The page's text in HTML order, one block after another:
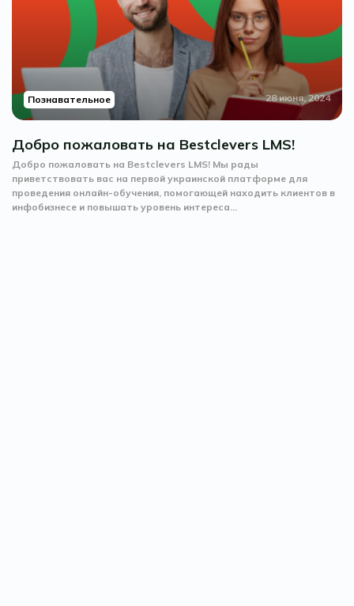
Познавательное 28 июня, 2024
Добро пожаловать на Bestclevers LMS!
Добро пожаловать на Bestclevers LMS! Мы рады
приветствовать вас на первой украинской платформе для
проведения онлайн-обучения, помогающей находить клиентов в
инфобизнесе и повышать уровень интереса...